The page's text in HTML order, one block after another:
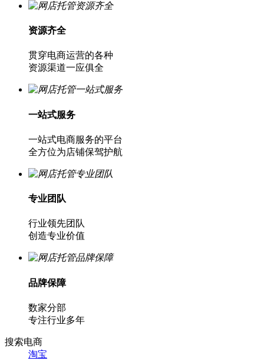
资源齐全
贯穿电商运营的各种
资源渠道一应俱全
一站式服务
一站式电商服务的平台
全方位为店铺保驾护航
专业团队
行业领先团队
创造专业价值
品牌保障
数家分部
专注行业多年
搜索电商
淘宝